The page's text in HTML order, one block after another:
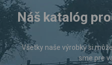
Náš katalóg
Všetky naše výrobky si
sme pre